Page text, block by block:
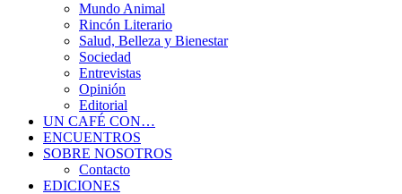
Mundo Animal
Rincón Literario
Salud, Belleza y Bienestar
Sociedad
Entrevistas
Opinión
Editorial
UN CAFÉ CON…
ENCUENTROS
SOBRE NOSOTROS
Contacto
EDICIONES